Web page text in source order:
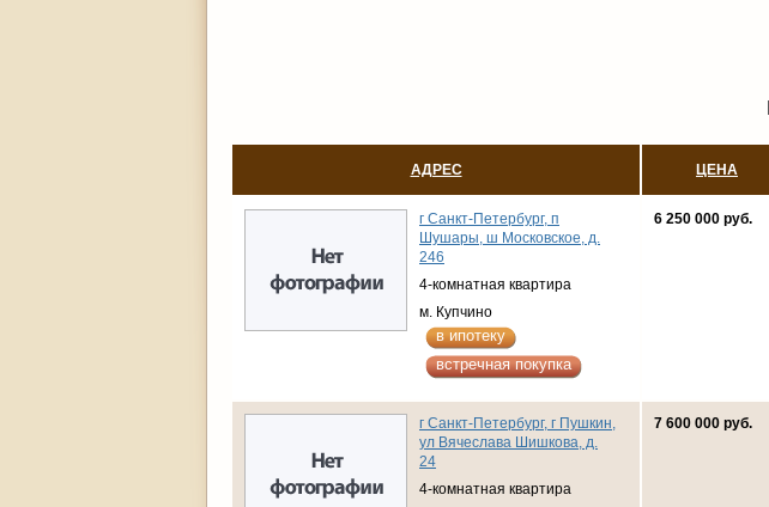
АДРЕС ЦЕНА
г Санкт-Петербург, п
Шушары, ш Московское, д.
246
4-комнатная квартира
м. Купчино
в ипотеку
встречная покупка
6 250 000 руб.
г Санкт-Петербург, г Пушкин,
ул Вячеслава Шишкова, д.
24
4-комнатная квартира
7 600 000 руб.